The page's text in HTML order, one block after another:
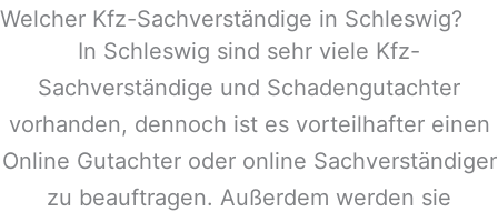
Welcher Kfz-Sachverständige in Schleswig?
In Schleswig sind sehr viele Kfz-
Sachverständige und Schadengutachter
vorhanden, dennoch ist es vorteilhafter einen
Online Gutachter oder online Sachverständiger
zu beauftragen. Außerdem werden sie